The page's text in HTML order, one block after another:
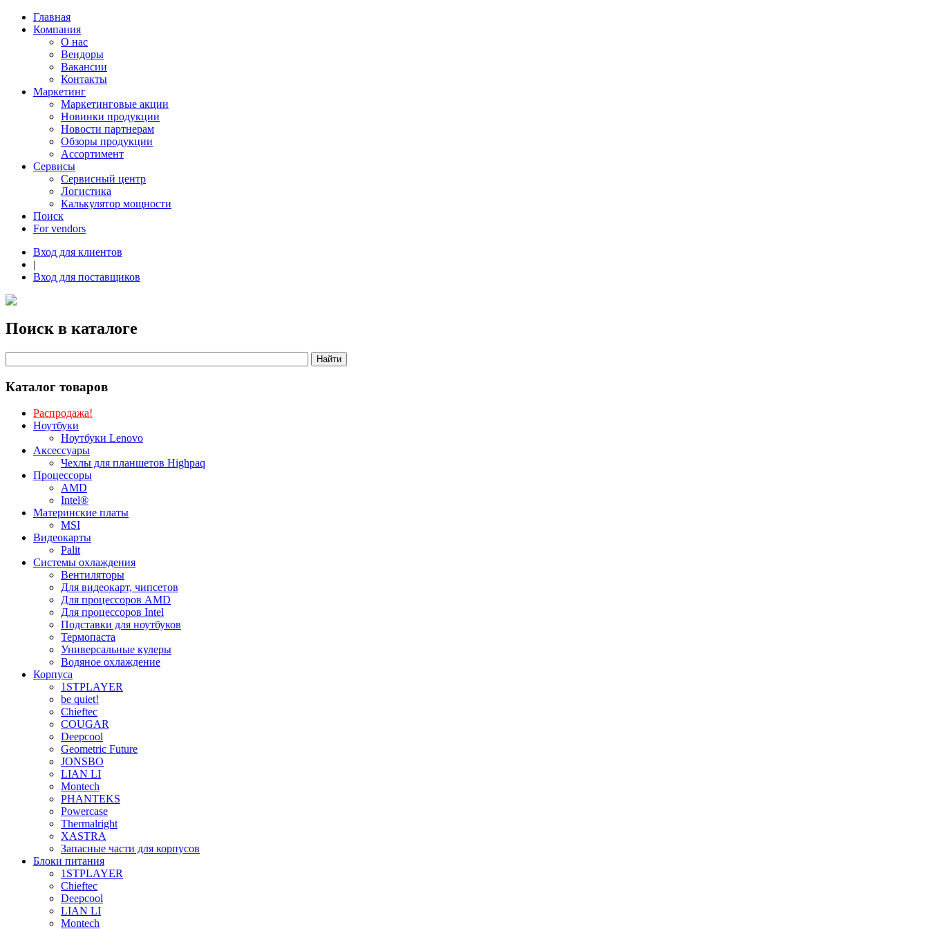
Главная
Компания
О нас
Вендоры
Вакансии
Контакты
Маркетинг
Маркетинговые акции
Новинки продукции
Новости партнерам
Обзоры продукции
Ассортимент
Сервисы
Сервисный центр
Логистика
Калькулятор мощности
Поиск
For vendors
Вход для клиентов
|
Вход для поставщиков
Поиск в каталоге
Каталог товаров
Распродажа!
Ноутбуки
Ноутбуки Lenovo
Аксессуары
Чехлы для планшетов Highpaq
Процессоры
AMD
Intel®
Материнские платы
MSI
Видеокарты
Palit
Системы охлаждения
Вентиляторы
Для видеокарт, чипсетов
Для процессоров AMD
Для процессоров Intel
Подставки для ноутбуков
Термопаста
Универсальные кулеры
Водяное охлаждение
Корпуса
1STPLAYER
be quiet!
Chieftec
COUGAR
Deepcool
Geometric Future
JONSBO
LIAN LI
Montech
PHANTEKS
Powercase
Thermalright
XASTRA
Запасные части для корпусов
Блоки питания
1STPLAYER
Chieftec
Deepcool
LIAN LI
Montech